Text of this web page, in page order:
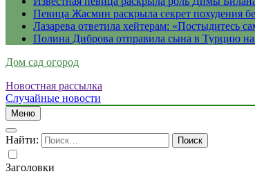
Певица Жасмин раскрыла секрет похудения
Лазарева ответила хейтерам: «Постыдитесь
Полина Диброва отправила сына в Турцию
Дом сад огород
Новостная рассылка
Случайные новости
Меню
Найти:
Заголовки